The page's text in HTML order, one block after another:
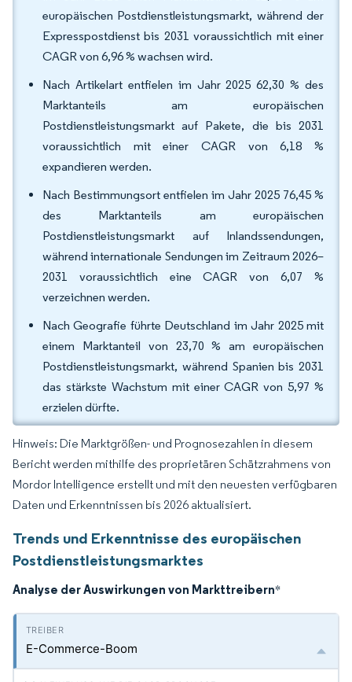
europäischen Postdienstleistungsmarkt, während der
Expresspostdienst bis 2031 voraussichtlich mit einer
CAGR von 6,96 % wachsen wird.
Nach Artikelart entfielen im Jahr 2025 62,30 % des
Marktanteils am europäischen
Postdienstleistungsmarkt auf Pakete, die bis 2031
voraussichtlich mit einer CAGR von 6,18 %
expandieren werden.
Nach Bestimmungsort entfielen im Jahr 2025 76,45 %
des Marktanteils am europäischen
Postdienstleistungsmarkt auf Inlandssendungen,
während internationale Sendungen im Zeitraum 2026–
2031 voraussichtlich eine CAGR von 6,07 %
verzeichnen werden.
Nach Geografie führte Deutschland im Jahr 2025 mit
einem Marktanteil von 23,70 % am europäischen
Postdienstleistungsmarkt, während Spanien bis 2031
das stärkste Wachstum mit einer CAGR von 5,97 %
erzielen dürfte.
Hinweis: Die Marktgrößen- und Prognosezahlen in diesem
Bericht werden mithilfe des proprietären Schätzrahmens von
Mordor Intelligence erstellt und mit den neuesten verfügbaren
Daten und Erkenntnissen bis 2026 aktualisiert.
Trends und Erkenntnisse des europäischen
Postdienstleistungsmarktes
Analyse der Auswirkungen von Markttreibern*
E-Commerce-Boom